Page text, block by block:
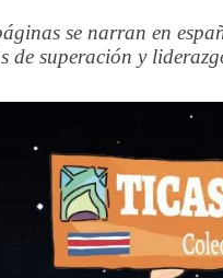
se narran en
de superación y